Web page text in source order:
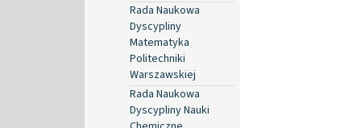
Rada Naukowa
Dyscypliny
Matematyka
Politechniki
Warszawskiej
Rada Naukowa
Dyscypliny Nauki